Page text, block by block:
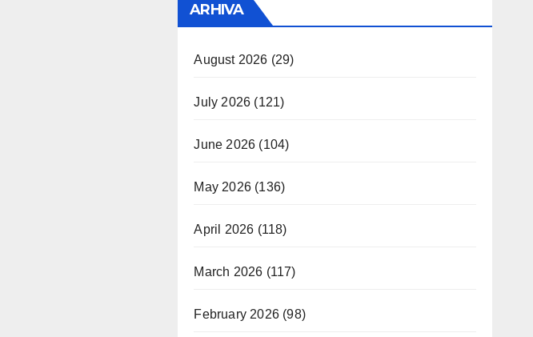
ARHIVA
August 2026 (29)
July 2026 (121)
June 2026 (104)
May 2026(136)
April 2026 (118)
March 2026 (117)
February 2026(98)